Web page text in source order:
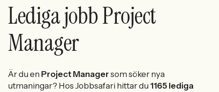
Sök med AI
Ny här? Skapa konto
Lediga jobb Project
Manager
Är du en Project Manager som söker nya
utmaningar? Hos Jobbsafari hittar du 1165 lediga